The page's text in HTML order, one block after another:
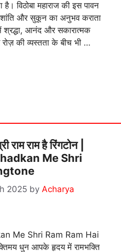
विठोबा महाराज की इस पावन
और सुकून का अनुभव कराता
आनंद और सकारात्मक
रोज़ की व्यस्तता के बीच भी …
राम है रिंगटोन |
Me Shri
2025 by Acharya
Me Shri Ram Ram Hai
धुन आपके हृदय में रामभक्ति